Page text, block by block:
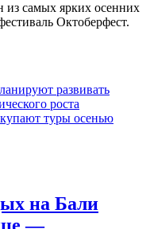
самых ярких осенних
Октоберфест.
развивать
роста
туры осенью
на Бали